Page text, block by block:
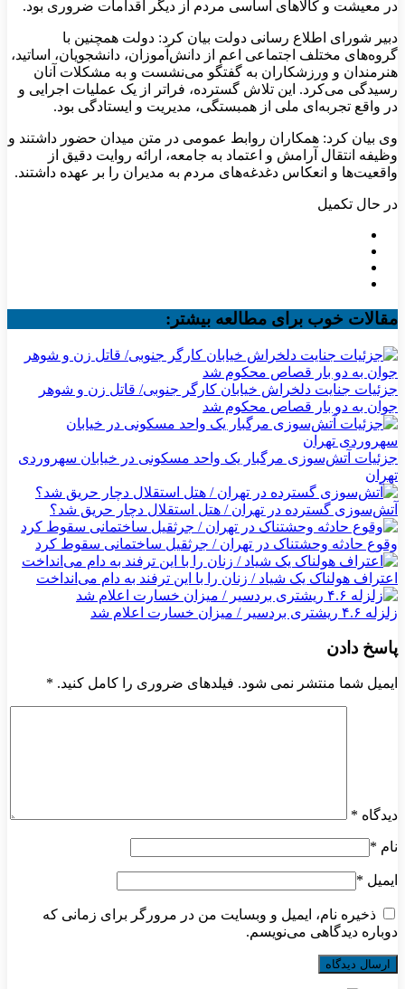
در معیشت و کالاهای اساسی مردم از دیگر اقدامات ضروری بود.
دبیر شورای اطلاع رسانی دولت بیان کرد: دولت همچنین با
گروه‌های مختلف اجتماعی اعم از دانش‌آموزان، دانشجویان، اساتید،
هنرمندان و ورزشکاران به گفتگو می‌نشست و به مشکلات آنان
رسیدگی می‌کرد. این تلاش گسترده، فراتر از یک عملیات اجرایی و
در واقع تجربه‌ای ملی از همبستگی، مدیریت و ایستادگی بود.
وی بیان کرد: همکاران روابط‌ عمومی در متن میدان حضور داشتند و
وظیفه انتقال آرامش و اعتماد به جامعه، ارائه روایت دقیق از
واقعیت‌ها و انعکاس دغدغه‌های مردم به مدیران را بر عهده داشتند.
در حال تکمیل
مقالات خوب برای مطالعه بیشتر:
جزئیات جنایت دلخراش خیابان کارگر جنوبی/ قاتل زن و شوهر
جوان به دو بار قصاص محکوم شد
جزئیات آتش‌سوزی مرگبار یک واحد مسکونی در خیابان سهروردی
تهران
آتش‌سوزی گسترده در تهران / هتل استقلال دچار حریق شد؟
وقوع حادثه وحشتناک در تهران / جرثقیل ساختمانی سقوط کرد
اعتراف هولناک یک شیاد / زنان را با این ترفند به دام می‌انداخت
زلزله ۴.۶ ریشتری بردسیر / میزان خسارت اعلام شد
پاسخ دادن
ایمیل شما منتشر نمی شود. فیلدهای ضروری را کامل کنید. *
دیدگاه *
نام *
ایمیل *
ذخیره نام، ایمیل و وبسایت من در مرورگر برای زمانی که
دوباره دیدگاهی می‌نویسم.